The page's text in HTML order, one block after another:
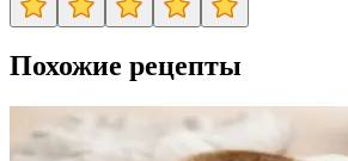
Похожие рецепты